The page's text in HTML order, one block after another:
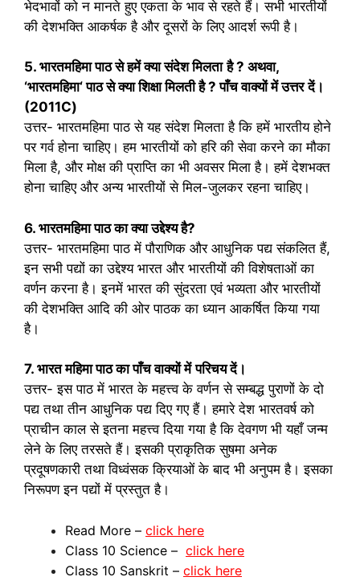
भेदभावों को न मानते हुए एकता के भाव से रहते हैं। सभी भारतीयों
की देशभक्ति आकर्षक है और दूसरों के लिए आदर्श रूपी है।
5. भारतमहिमा पाठ से हमें क्या संदेश मिलता है? अथवा,
‘भारतमहिमा‘पाठ से क्या शिक्षा मिलती है?पाँच वाक्यों में उत्तर दें।
(2011C)
उत्तर- भारतमहिमा पाठ से यह संदेश मिलता है कि हमें भारतीय होने
पर गर्व होना चाहिए। हम भारतीयों को हरि की सेवा करने का मौका
मिला है, और मोक्ष की प्राप्ति का भी अवसर मिला है। हमें देशभक्त
होना चाहिए और अन्य भारतीयों से मिल-जुलकर रहना चाहिए।
6. भारतमहिमा पाठ का क्या उद्देश्य है?
उत्तर- भारतमहिमा पाठ में पौराणिक और आधुनिक पद्य संकलित हैं,
इन सभी पद्यों का उद्देश्य भारत और भारतीयों की विशेषताओं का
वर्णन करना है। इनमें भारत की सुंदरता एवं भव्यता और भारतीयों
की देशभक्ति आदि की ओर पाठक का ध्यान आकर्षित किया गया
है।
7. भारत महिमा पाठ का पाँच वाक्यों में परिचय दें।
उत्तर- इस पाठ में भारत के महत्त्व के वर्णन से सम्बद्ध पुराणों के दो
पद्य तथा तीन आधुनिक पद्य दिए गए हैं। हमारे देश भारतवर्ष को
प्राचीन काल से इतना महत्त्व दिया गया है कि देवगण भी यहाँ जन्म
लेने के लिए तरसते हैं। इसकी प्राकृतिक सुषमा अनेक
प्रदूषणकारी तथा विध्वंसक क्रियाओं के बाद भी अनुपम है। इसका
निरूपण इन पद्यों में प्रस्तुत है।
Read More – click here
Class 10 Science – click here
Class 10 Sanskrit – click here